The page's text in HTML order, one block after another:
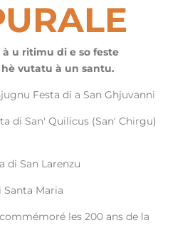
u ritimu di e so feste
vutatu à un santu.
Festa di a San Ghjuvanni
di San' Quilicus (San' Chirgu)
di San Larenzu
Santa Maria
les 200 ans de la